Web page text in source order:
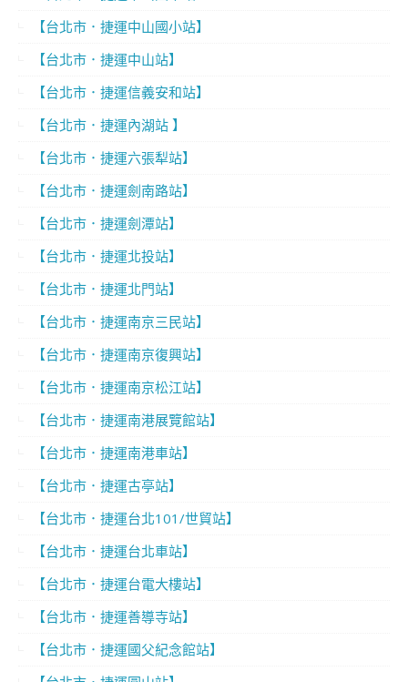
【台北市．捷運中山國小站】
【台北市．捷運中山站】
【台北市．捷運信義安和站】
【台北市．捷運內湖站 】
【台北市．捷運六張犁站】
【台北市．捷運劍南路站】
【台北市．捷運劍潭站】
【台北市．捷運北投站】
【台北市．捷運北門站】
【台北市．捷運南京三民站】
【台北市．捷運南京復興站】
【台北市．捷運南京松江站】
【台北市．捷運南港展覽館站】
【台北市．捷運南港車站】
【台北市．捷運古亭站】
【台北市．捷運台北101/世貿站】
【台北市．捷運台北車站】
【台北市．捷運台電大樓站】
【台北市．捷運善導寺站】
【台北市．捷運國父紀念館站】